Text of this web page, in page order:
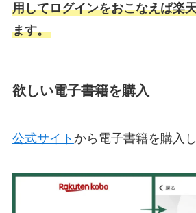
用してログインをおこなえば楽
ます。
欲しい電子書籍を購入
公式サイト から電子書籍を購入し